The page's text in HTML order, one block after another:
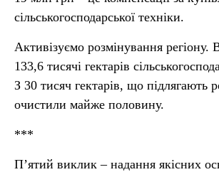
сільськогосподарської техніки.
Активізуємо розмінування регіону.
133,6 тисячі гектарів
З 30 тисяч гектарів, що підлягають
очистили майже половину.
***
П’ятий виклик – надання якісних